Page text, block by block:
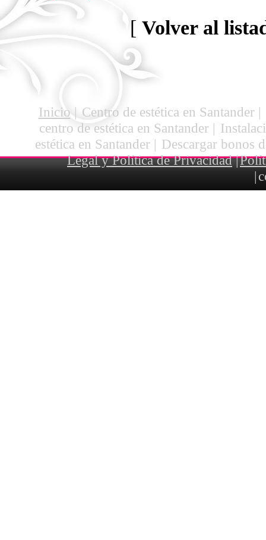
[ Volver al
Inicio | Centro de estética en Santander |
centro de estética en Santander |
estética en Santander | Descargar bonos
Legal y Política de Privacidad|
|